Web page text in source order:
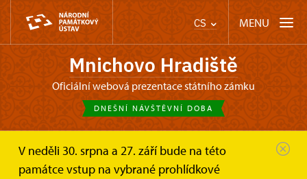
CS MENU
Mnichovo Hradiště
oficiální webová prezentace státního zámku
DNEŠNÍ NÁVŠTĚVNÍ DOBA
V neděli 30. srpna a 27. září bude na této
památce vstup na vybrané prohlídkové
Mnichovo Hradiště Informace pro návštěvníky Vstupné